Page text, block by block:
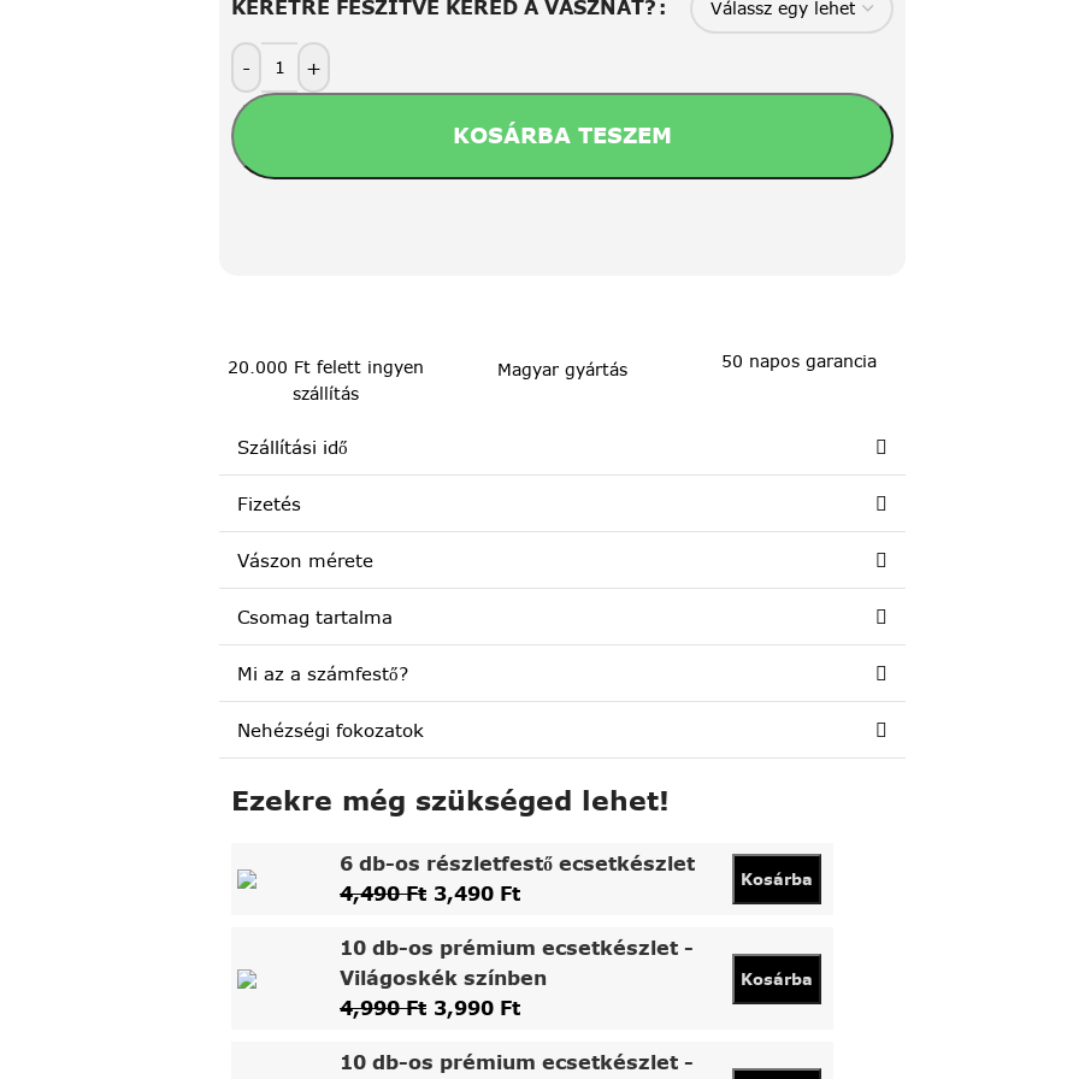
KERETRE FESZÍTVE KÉRED A VÁSZNAT?
- +
KOSÁRBA TESZEM
20.000 Ft felett ingyen
szállítás
Magyar gyártás 50 napos garancia
Szállítási idő
Fizetés
Vászon mérete
Csomag tartalma
Mi az a számfestő?
Nehézségi fokozatok
Ezekre még szükséged lehet!
6 db-os részletfestő ecsetkészlet
4,490Ft 3,490 Ft
Kosárba
10 db-os prémium ecsetkészlet -
Világoskék színben
4,990Ft 3,990 Ft
Kosárba
10 db-os prémium ecsetkészlet -